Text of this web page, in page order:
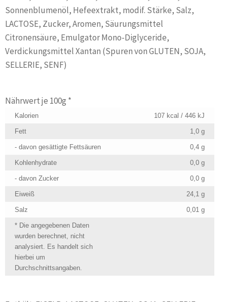
Sonnenblumenöl, Hefeextrakt, modif. Stärke, Salz,
LACTOSE, Zucker, Aromen, Säurungsmittel
Citronensäure, Emulgator Mono-Diglyceride,
Verdickungsmittel Xantan (Spuren von GLUTEN, SOJA,
SELLERIE, SENF)
Nährwert je 100g *
Kalorien 107 kcal / 446 kJ
Fett 1,0 g
- davon gesättigte Fettsäuren 0,4 g
Kohlenhydrate 0,0 g
- davon Zucker 0,0 g
Eiweiß 24,1 g
Salz 0,01 g
* Die angegebenen Daten
wurden berechnet, nicht
analysiert. Es handelt sich
hierbei um
Durchschnittsangaben.